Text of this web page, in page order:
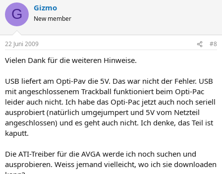
G Gizmo
New member
22 Juni 2009 #8
Vielen Dank für die weiteren Hinweise.
USB liefert am Opti-Pav die 5V. Das war nicht der Fehler. USB
mit angeschlossenem Trackball funktioniert beim Opti-Pac
leider auch nicht. Ich habe das Opti-Pac jetzt auch noch seriell
ausprobiert (natürlich umgejumpert und 5V vom Netzteil
angeschlossen) und es geht auch nicht. Ich denke, das Teil ist
kaputt.
Die ATI-Treiber für die AVGA werde ich noch suchen und
ausprobieren. Weiss jemand vielleicht, wo ich sie downloaden